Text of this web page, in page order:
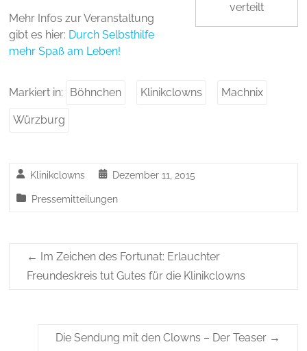
verteilt
Mehr Infos zur Veranstaltung
gibt es hier: Durch Selbsthilfe
mehr Spaß am Leben!
Markiert in: Böhnchen Klinikclowns Machnix
Würzburg
Klinikclowns Dezember 11, 2015
Pressemitteilungen
← Im Zeichen des Fortunat: Erlauchter
Freundeskreis tut Gutes für die Klinikclowns
Die Sendung mit den Clowns – Der Teaser →